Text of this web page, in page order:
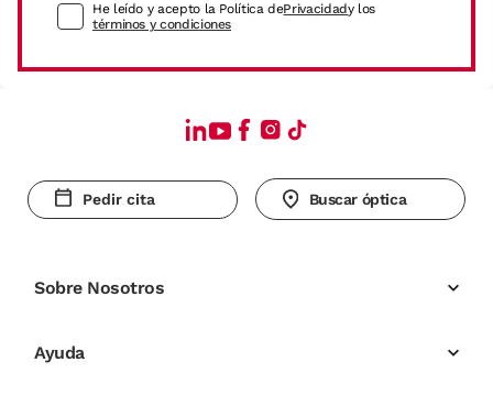
He leído y acepto la Política dePrivacidady los
términos y condiciones
Pedir cita Buscar óptica
Sobre Nosotros
Ayuda